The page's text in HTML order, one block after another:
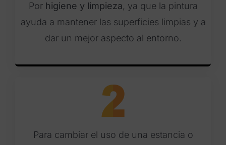
Por higiene y limpieza, ya que la pintura
ayuda a mantener las superficies limpias y a
dar un mejor aspecto al entorno.
Para cambiar el uso de una estancia o